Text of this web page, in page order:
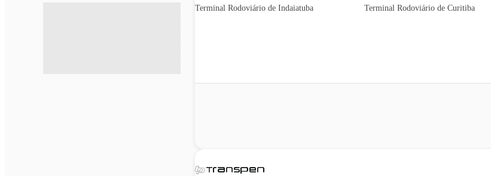
Terminal Rodoviário de Indaiatuba Terminal Rodoviário de Curitiba